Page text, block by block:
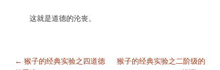
这就是道德的沦丧。
文
← 猴子的经典实验之四道德
猴子的经典实验之二阶级的